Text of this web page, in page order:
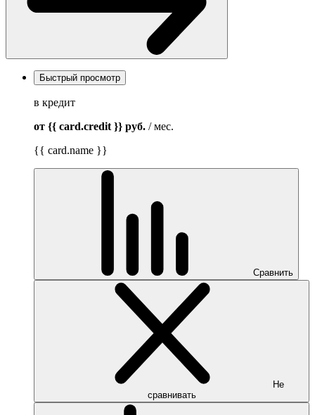
Быстрый просмотр
в кредит
от {{ card.credit }} руб. / мес.
{{ card.name }}
Сравнить
Не
сравнивать